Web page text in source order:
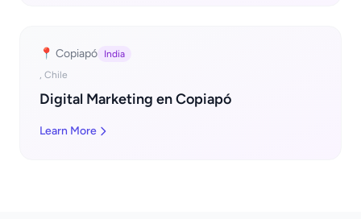
📍 Copiapó
India
, Chile
Digital Marketing en Copiapó
Learn More